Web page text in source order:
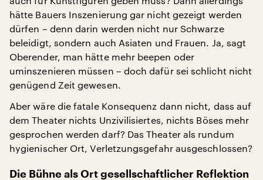
hätte Bauers Inszenierung gar nicht gezeigt werden
dürfen – denn darin werden nicht nur Schwarze
beleidigt, sondern auch Asiaten und Frauen. Ja, sagt
Oberender, man hätte mehr beepen oder
uminszenieren müssen – doch dafür sei schlicht nicht
genügend Zeit gewesen.
Aber wäre die fatale Konsequenz dann nicht, dass auf
dem Theater nichts Unzivilisiertes, nichts Böses mehr
gesprochen werden darf? Das Theater als rundum
hygienischer Ort, Verletzungsgefahr ausgeschlossen?
Die Bühne als Ort gesellschaftlicher Reflektion